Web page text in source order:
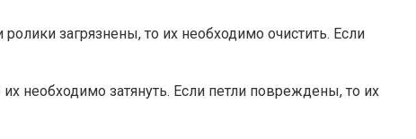
загрязнены, то их необходимо очистить. Если
необходимо затянуть. Если петли повреждены, то их